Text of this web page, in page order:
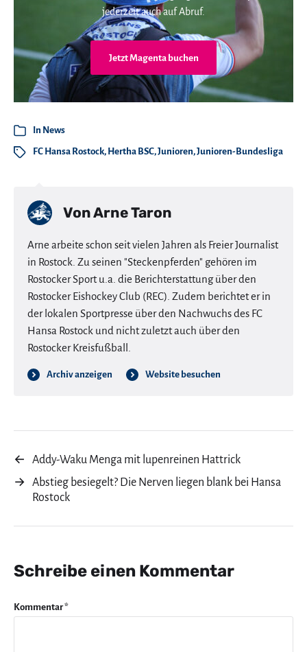
jederzeit auch auf Abruf.
Jetzt Magenta buchen
In News
FC Hansa Rostock, Hertha BSC,Junioren,Junioren-Bundesliga
VonArne Taron
Arne arbeite schon seit vielen Jahren als Freier Journalist
in Rostock. Zu seinen "Steckenpferden" gehören im
Rostocker Sport u.a. die Berichterstattung über den
Rostocker Eishockey Club (REC). Zudem berichtet er in
der lokalen Sportpresse über den Nachwuchs des FC
Hansa Rostock und nicht zuletzt auch über den
Rostocker Kreisfußball.
Archiv anzeigen Website besuchen
←
Addy-Waku Menga mit lupenreinen Hattrick
→
Abstieg besiegelt? Die Nerven liegen blank bei Hansa
Rostock
Schreibe einen Kommentar
Kommentar*